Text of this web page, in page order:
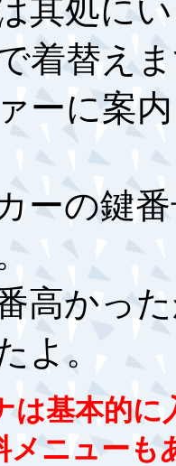
其処に
着替え
ーに案
ーの鍵
高かっ
よ。
は基本的
メニューも